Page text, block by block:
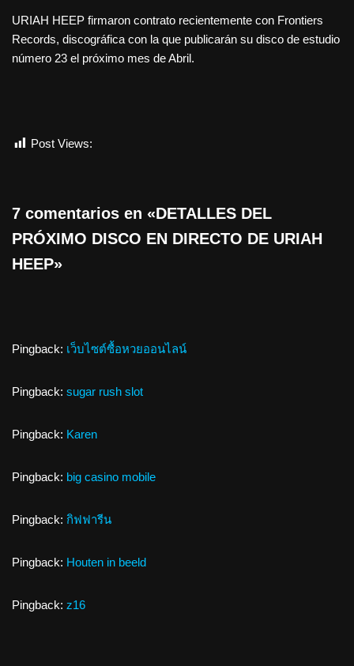
URIAH HEEP firmaron contrato recientemente con Frontiers
Records, discográfica con la que publicarán su disco de estudio
número 23 el próximo mes de Abril.
Post Views:
7 comentarios en «DETALLES DEL
PRÓXIMO DISCO EN DIRECTO DE URIAH
HEEP»
Pingback: เว็บไซต์ซื้อหวยออนไลน์
Pingback: sugar rush slot
Pingback: Karen
Pingback: big casino mobile
Pingback: กิฟฟารีน
Pingback: Houten in beeld
Pingback: z16